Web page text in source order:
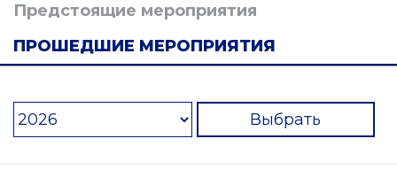
Предстоящие мероприятия
ПРОШЕДШИЕ МЕРОПРИЯТИЯ
Выбрать